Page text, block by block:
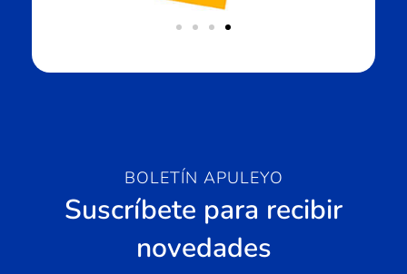
BOLETÍN APULEYO
Suscríbete para recibir
novedades